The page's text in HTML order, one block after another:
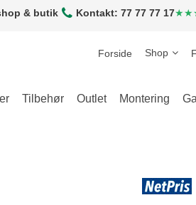
& butik Kontakt: 77 77 77 17
Forside Shop
Tilbehør Outlet Montering